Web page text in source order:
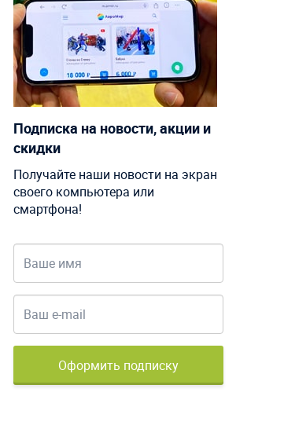
Подписка на новости, акции и
скидки
Получайте наши новости на экран
своего компьютера или
смартфона!
Оформить подписку